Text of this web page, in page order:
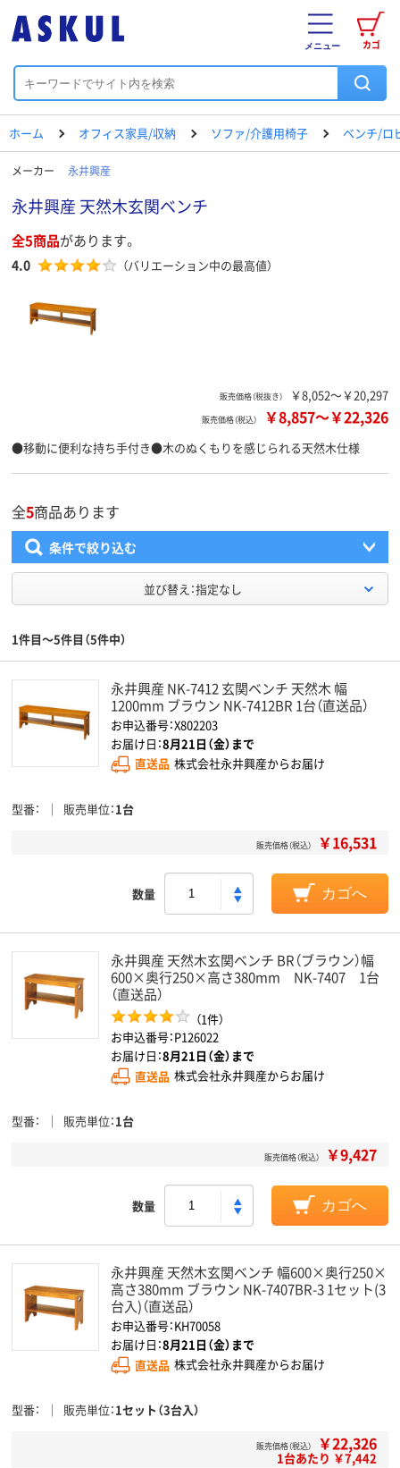
カゴ
メニュー
ホーム オフィス家具/収納 ソファ/介護用椅子 ベンチ/ロ
メーカー 永井興産
永井興産 天然木玄関ベンチ
全5商品があります。
4.0 （バリエーション中の最高値）
販売価格（税抜き） ￥8,052～￥20,297
販売価格（税込） ￥8,857～￥22,326
●移動に便利な持ち手付き●木のぬくもりを感じられる天然木仕様
全5商品あります
条件で絞り込む
並び替え：指定なし
1件目～5件目（5件中）
永井興産 NK-7412 玄関ベンチ 天然木 幅
1200mm ブラウン NK-7412BR 1台（直送品）
お申込番号：X802203
お届け日：8月21日（金）まで
直送品 株式会社永井興産からお届け
型番 販売単位 1台
販売価格（税込） ￥16,531
数量 カゴへ
永井興産 天然木玄関ベンチ BR（ブラウン）幅
600×奥行250×高さ380mm NK-7407 1台
（直送品）
（1件）
お申込番号：P126022
お届け日：8月21日（金）まで
直送品 株式会社永井興産からお届け
型番 販売単位 1台
販売価格（税込） ￥9,427
数量 カゴへ
永井興産 天然木玄関ベンチ 幅600×奥行250×
高さ380mm ブラウン NK-7407BR-3 1セット(3
台入)（直送品）
お申込番号：KH70058
お届け日：8月21日（金）まで
直送品 株式会社永井興産からお届け
型番 販売単位 1セット（3台入）
販売価格（税込） ￥22,326
1台あたり ￥7,442